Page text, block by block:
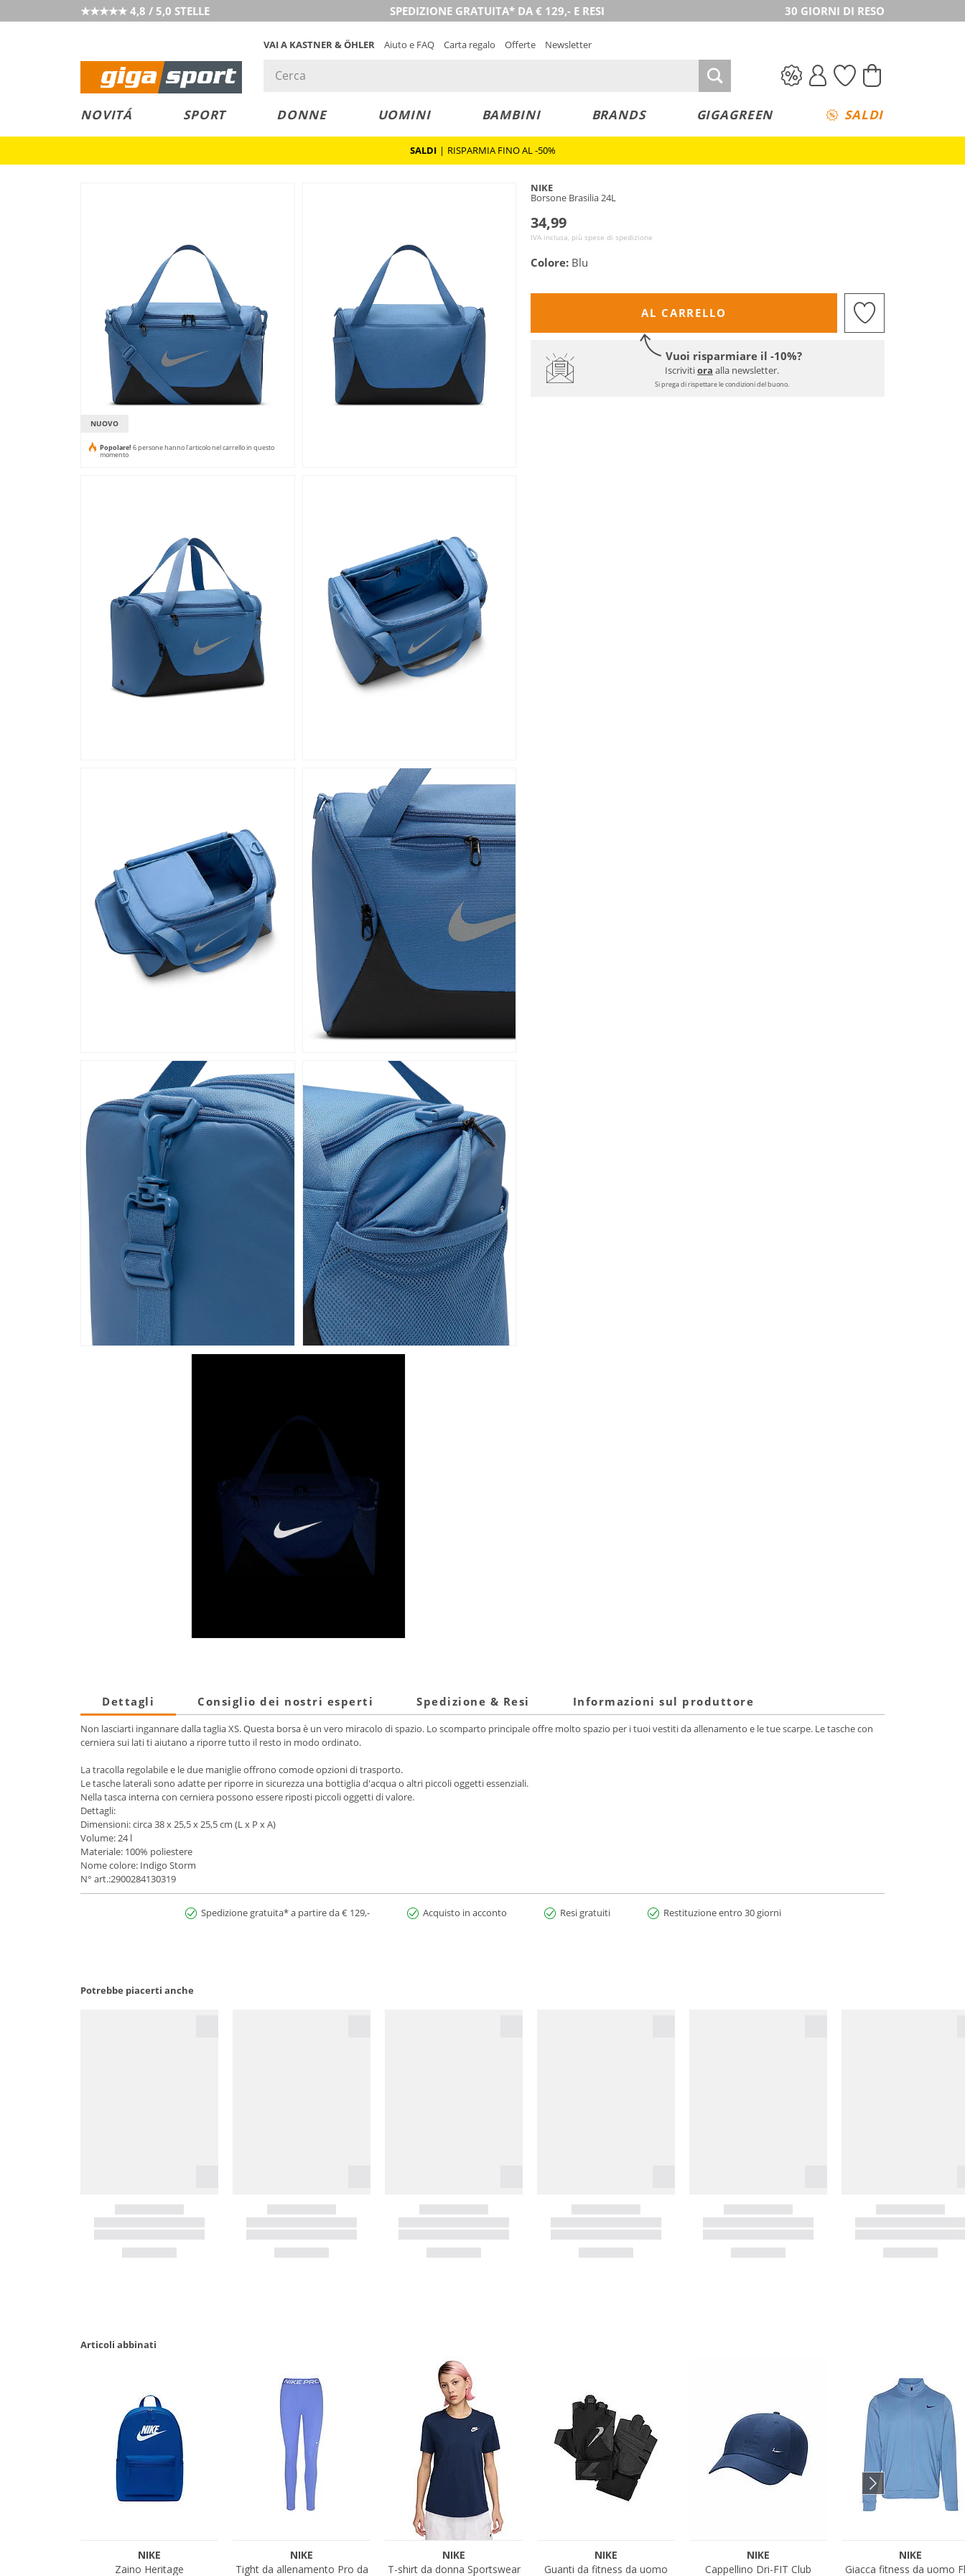
★★★★★ 4,8 / 5,0 STELLE SPEDIZIONE GRATUITA* DA € 129,- E RESI 30 GIORNI DI RESO
VAI A KASTNER & ÖHLER Aiuto e FAQ Carta regalo Offerte Newsletter
NOVITÁ SPORT DONNE UOMINI BAMBINI BRANDS GIGAGREEN SALDI
SALDI | RISPARMIA FINO AL -50%
NUOVO
Popolare! 6 persone hanno l'articolo nel carrello in questo
momento
NIKE
Borsone Brasilia 24L
34,99
IVA inclusa, più spese di spedizione
Colore: Blu
AL CARRELLO
Vuoi risparmiare il -10%?
Iscrivitiora alla newsletter.
Si prega di rispettare le condizioni del buono.
Dettagli Consiglio dei nostri esperti Spedizione & Resi Informazioni sul produttore
Non lasciarti ingannare dalla taglia XS. Questa borsa è un vero miracolo di spazio. Lo scomparto principale offre molto spazio per i tuoi vestiti da allenamento e le tue scarpe. Le tasche con
cerniera sui lati ti aiutano a riporre tutto il resto in modo ordinato.
La tracolla regolabile e le due maniglie offrono comode opzioni di trasporto.
Le tasche laterali sono adatte per riporre in sicurezza una bottiglia d'acqua o altri piccoli oggetti essenziali.
Nella tasca interna con cerniera possono essere riposti piccoli oggetti di valore.
Dettagli:
Dimensioni: circa 38 x 25,5 x 25,5 cm (L x P x A)
Volume: 24 l
Materiale: 100% poliestere
Nome colore: Indigo Storm
N° art.:2900284130319
Spedizione gratuita* a partire da € 129,- Acquisto in acconto Resi gratuiti Restituzione entro 30 giorni
Potrebbe piacerti anche
Articoli abbinati